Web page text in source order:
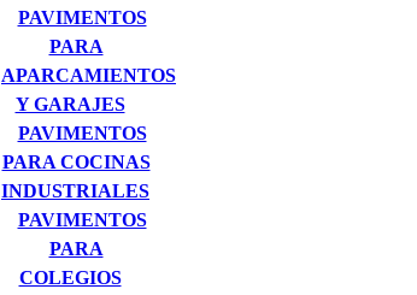
PAVIMENTOS
PARA
APARCAMIENTOS
Y GARAJES
PAVIMENTOS
PARA COCINAS
INDUSTRIALES
PAVIMENTOS
PARA
COLEGIOS